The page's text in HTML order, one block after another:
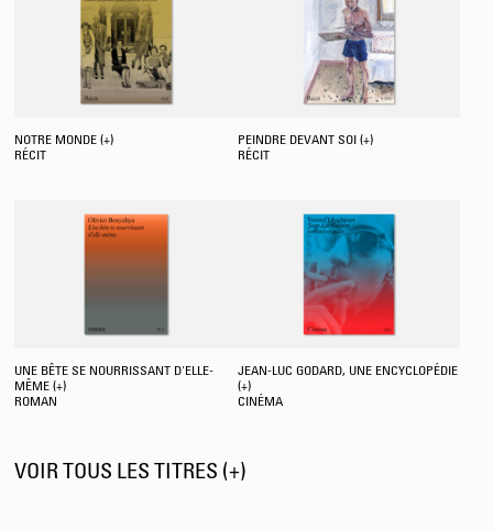
NOTRE MONDE (+)
RÉCIT
PEINDRE DEVANT SOI (+)
RÉCIT
UNE BÊTE SE NOURRISSANT D'ELLE-
MÊME (+)
ROMAN
JEAN-LUC GODARD, UNE ENCYCLOPÉDIE
(+)
CINÉMA
VOIR TOUS LES TITRES (+)